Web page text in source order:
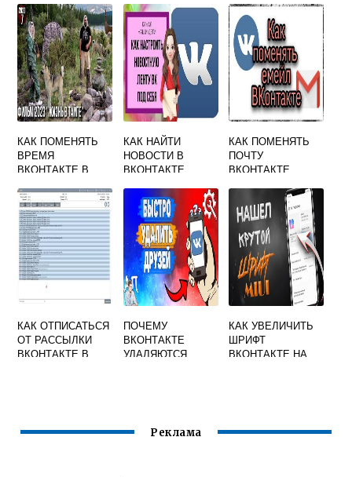
КАК ПОМЕНЯТЬ
ВРЕМЯ
ВКОНТАКТЕ В
КАК НАЙТИ
НОВОСТИ В
ВКОНТАКТЕ
КАК ПОМЕНЯТЬ
ПОЧТУ
ВКОНТАКТЕ
КАК ОТПИСАТЬСЯ
ОТ РАССЫЛКИ
ВКОНТАКТЕ В
ПОЧЕМУ
ВКОНТАКТЕ
УДАЛЯЮТСЯ
КАК УВЕЛИЧИТЬ
ШРИФТ
ВКОНТАКТЕ НА
Реклама